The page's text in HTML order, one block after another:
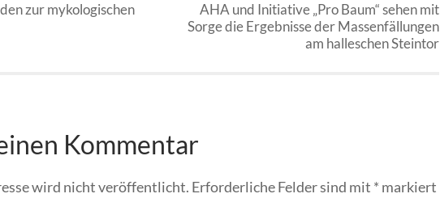
zur mykologischen
AHA und Initiative „Pro Baum“ sehen mit
Sorge die Ergebnisse der Massenfällungen
am halleschen Steintor
Kommentar
wird nicht veröffentlicht. Erforderliche Felder sind mit * markiert